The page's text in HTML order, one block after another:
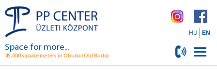
Space for more...
45,000 square meters in Óbuda (Old Buda)
HU EN